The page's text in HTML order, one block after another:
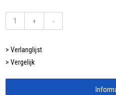
+ -
> Verlanglijst
> Vergelijk